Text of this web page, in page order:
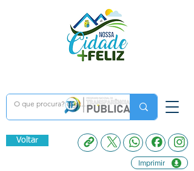
Voltar
Imprimir